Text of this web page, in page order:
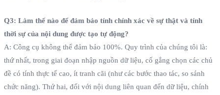
Q3: Làm thế nào để đảm bảo tính chính xác về sự thật và tính
thời sự của nội dung được tạo tự động?
A: Công cụ không thể đảm bảo 100%. Quy trình của chúng tôi là:
thứ nhất, trong giai đoạn nhập nguồn dữ liệu, cố gắng chọn các chủ
đề có tính thực tế cao, ít tranh cãi (như các bước thao tác, so sánh
chức năng). Thứ hai, đối với nội dung liên quan đến dữ liệu, chính